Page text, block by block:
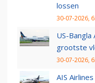
lossen
30-07-2026,
US-Bangla
grootste
30-07-2026,
AIS